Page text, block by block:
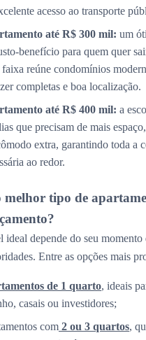
acesso ao transporte
até R$ 300 mil: um
benefício para quem quer
faixa reúne condomínios
completas e boa localização.
até R$ 400 mil: a
que precisam de mais
extra, garantindo toda a
ao redor.
melhor tipo de
ideal depende do seu momento
Entre as opções mais
de 1 quarto, ideais
casais ou investidores;
com 2 ou 3 quartos,